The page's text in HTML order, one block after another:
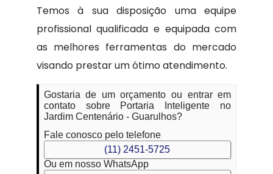
Temos à sua disposição uma equipe
profissional qualificada e equipada com
as melhores ferramentas do mercado
visando prestar um ótimo atendimento.
Gostaria de um orçamento ou entrar em
contato sobre Portaria Inteligente no
Jardim Centenário - Guarulhos?
Fale conosco pelo telefone
(11) 2451-5725
Ou em nosso WhatsApp